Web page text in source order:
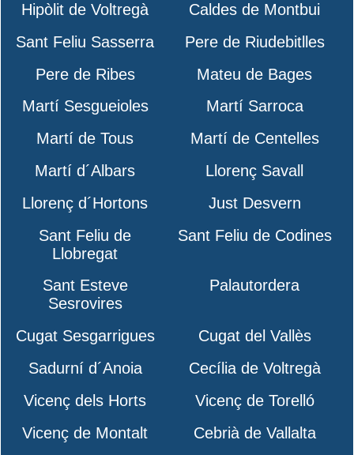
Hipòlit de Voltregà
Caldes de Montbui
Sant Feliu Sasserra
Pere de Riudebitlles
Pere de Ribes
Mateu de Bages
Martí Sesgueioles
Martí Sarroca
Martí de Tous
Martí de Centelles
Martí d´Albars
Llorenç Savall
Llorenç d´Hortons
Just Desvern
Sant Feliu de
Llobregat
Sant Feliu de Codines
Sant Esteve
Sesrovires
Palautordera
Cugat Sesgarrigues
Cugat del Vallès
Sadurní d´Anoia
Cecília de Voltregà
Vicenç dels Horts
Vicenç de Torelló
Vicenç de Montalt
Cebrià de Vallalta